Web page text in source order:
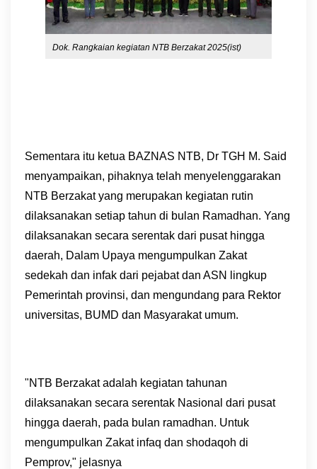
Dok. Rangkaian kegiatan NTB Berzakat 2025(ist)
Sementara itu ketua BAZNAS NTB, Dr TGH M. Said
menyampaikan, pihaknya telah menyelenggarakan
NTB Berzakat yang merupakan kegiatan rutin
dilaksanakan setiap tahun di bulan Ramadhan. Yang
dilaksanakan secara serentak dari pusat hingga
daerah, Dalam Upaya mengumpulkan Zakat
sedekah dan infak dari pejabat dan ASN lingkup
Pemerintah provinsi, dan mengundang para Rektor
universitas, BUMD dan Masyarakat umum.
"NTB Berzakat adalah kegiatan tahunan
dilaksanakan secara serentak Nasional dari pusat
hingga daerah, pada bulan ramadhan. Untuk
mengumpulkan Zakat infaq dan shodaqoh di
Pemprov," jelasnya